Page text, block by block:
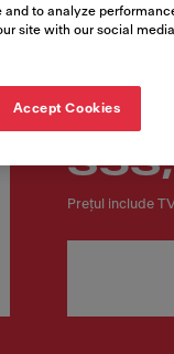
115.0728.391
Prețul include
and to analyze
site with our social
Accept Cookies